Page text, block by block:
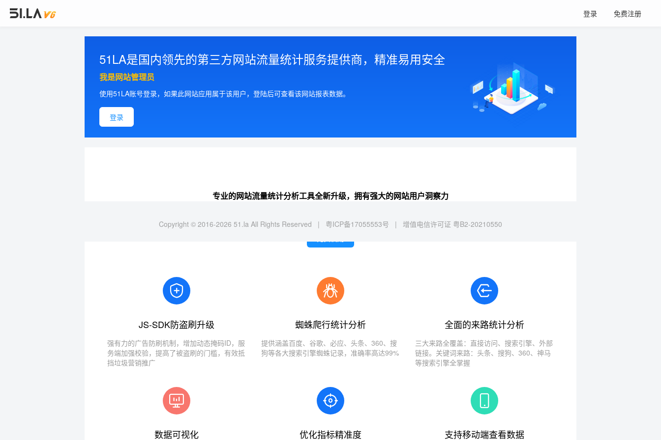
登录 免费注册
51LA是国内领先的第三方网站流量统计服务提供商，精准易用安全
我是网站管理员
使用51LA账号登录，如果此网站应用属于该用户，登陆后可查看该网站报表数据。
登录
专业的网站流量统计分析工具全新升级，拥有强大的网站用户洞察力
JS-SDK防盗刷升级
强有力的广告防刷机制，增加动态掩码ID，服
务端加强校验，提高了被盗刷的门槛，有效抵
挡垃圾营销推广
蜘蛛爬行统计分析
提供涵盖百度、谷歌、必应、头条、360、搜
狗等各大搜索引擎蜘蛛记录，准确率高达99%
全面的来路统计分析
三大来路全覆盖：直接访问、搜索引擎、外部
链接。关键词来路：头条、搜狗、360、神马
等搜索引擎全掌握
数据可视化 优化指标精准度 支持移动端查看数据
Copyright © 2016-2026 51.la All Rights Reserved | 粤ICP备17055553号 | 增值电信许可证 粤B2-20210550